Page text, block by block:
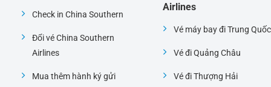
Check in China Southern
Đổi vé China Southern
Airlines
Mua thêm hành ký gửi
Airlines
Vé máy bay đi Trung Quốc
Vé đi Quảng Châu
Vé đi Thượng Hải